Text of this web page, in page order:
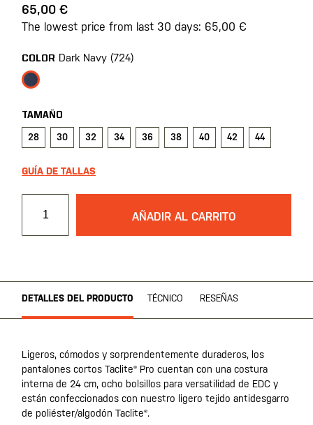
la
galería
65,00 €
The lowest price from last 30 days: 65,00 €
COLOR Dark Navy (724)
TAMAÑO
28 30 32 34 36 38 40 42 44
GUÍA DE TALLAS
AÑADIR AL CARRITO
DETALLES DEL PRODUCTO TÉCNICO RESEÑAS
Ligeros, cómodos y sorprendentemente duraderos, los
pantalones cortos Taclite® Pro cuentan con una costura
interna de 24 cm, ocho bolsillos para versatilidad de EDC y
están confeccionados con nuestro ligero tejido antidesgarro
de poliéster/algodón Taclite®.